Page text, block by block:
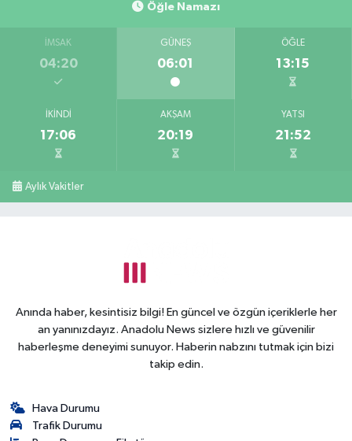
Öğle Namazı
İMSAK
04:20
GÜNEŞ
06:01
ÖĞLE
13:15
İKINDI
17:06
AKŞAM
20:19
YATSI
21:52
Aylık Vakitler
Anında haber, kesintisiz bilgi! En güncel ve özgün içeriklerle her
an yanınızdayız. Anadolu News sizlere hızlı ve güvenilir
haberleşme deneyimi sunuyor. Haberin nabzını tutmak için bizi
takip edin.
Hava Durumu
Trafik Durumu